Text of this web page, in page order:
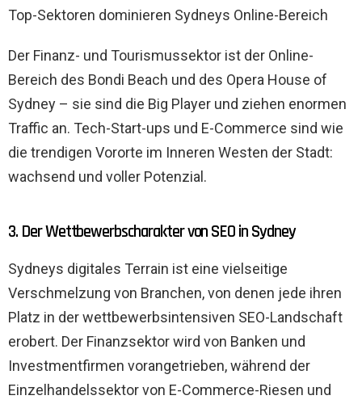
Top-Sektoren dominieren Sydneys Online-Bereich
Der Finanz- und Tourismussektor ist der Online-
Bereich des Bondi Beach und des Opera House of
Sydney – sie sind die Big Player und ziehen enormen
Traffic an. Tech-Start-ups und E-Commerce sind wie
die trendigen Vororte im Inneren Westen der Stadt:
wachsend und voller Potenzial.
3. Der Wettbewerbscharakter von SEO in Sydney
Sydneys digitales Terrain ist eine vielseitige
Verschmelzung von Branchen, von denen jede ihren
Platz in der wettbewerbsintensiven SEO-Landschaft
erobert. Der Finanzsektor wird von Banken und
Investmentfirmen vorangetrieben, während der
Einzelhandelssektor von E-Commerce-Riesen und